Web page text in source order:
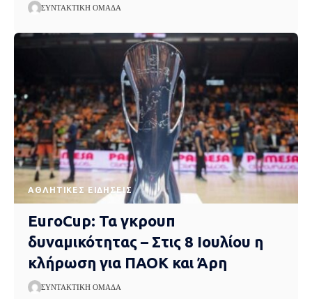
ΣΥΝΤΑΚΤΙΚΉ ΟΜΆΔΑ
ΑΘΛΗΤΙΚΈΣ ΕΙΔΉΣΕΙΣ
EuroCup: Τα γκρουπ
δυναμικότητας – Στις 8 Ιουλίου η
κλήρωση για ΠΑΟΚ και Άρη
ΣΥΝΤΑΚΤΙΚΉ ΟΜΆΔΑ